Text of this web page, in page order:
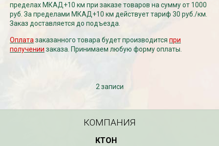
пределах МКАД+10 км при заказе товаров на сумму от 1000
руб. За пределами МКАД+10 км действует тариф 30 руб./км.
Заказ доставляется до подъезда.
Оплата заказанного товара будет производится при
получении заказа. Принимаем любую форму оплаты.
2 записи
КОМПАНИЯ
КТОН